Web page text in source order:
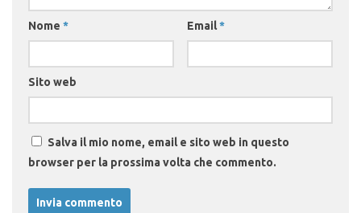
Nome * Email*
Sito web
Salva il mio nome, email e sito web in questo
browser per la prossima volta che commento.